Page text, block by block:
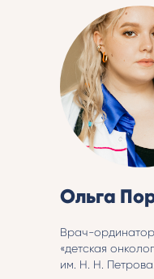
Ольга
Врач-
«детская
им. Н. Н. Петрова.